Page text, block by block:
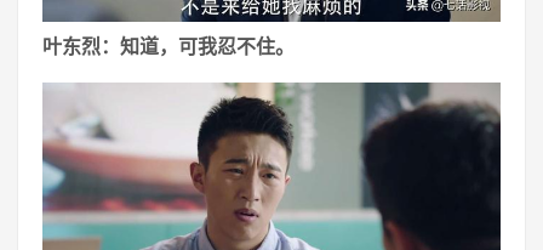
叶东烈：知道，可我忍不住。